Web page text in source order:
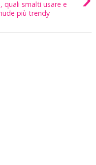
quali smalti usare e
più trendy